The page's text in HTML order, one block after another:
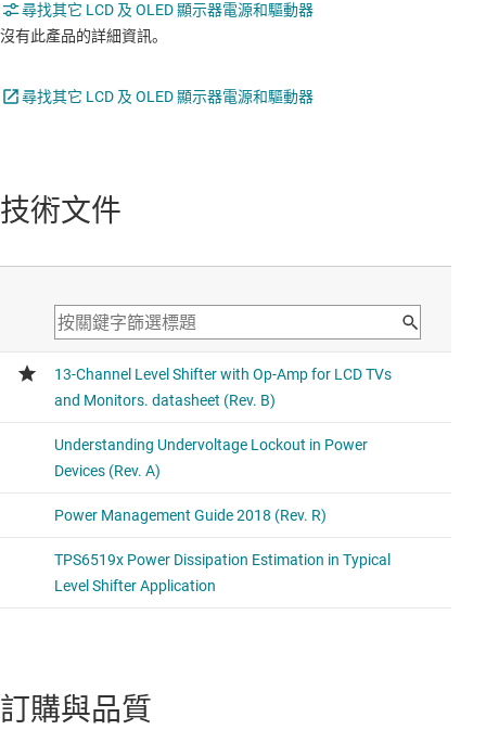
尋找其它 LCD 及 OLED 顯示器電源和驅動器
沒有此產品的詳細資訊。
尋找其它 LCD 及 OLED 顯示器電源和驅動器
技術文件
訂購與品質